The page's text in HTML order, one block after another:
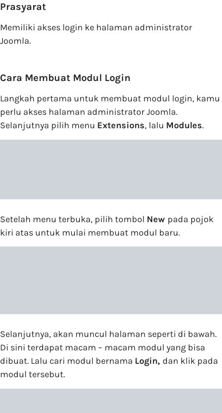
Prasyarat
Memiliki akses login ke halaman administrator
Joomla.
Cara Membuat Modul Login
Langkah pertama untuk membuat modul login, kamu
perlu akses halaman administrator Joomla.
Selanjutnya pilih menu Extensions, lalu Modules.
Setelah menu terbuka, pilih tombol New pada pojok
kiri atas untuk mulai membuat modul baru.
Selanjutnya, akan muncul halaman seperti di bawah.
Di sini terdapat macam – macam modul yang bisa
dibuat. Lalu cari modul bernama Login, dan klik pada
modul tersebut.